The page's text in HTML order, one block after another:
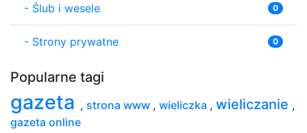
- Ślub i wesele 0
- Strony prywatne 0
Popularne tagi
gazeta , strona www , wieliczka , wieliczanie ,
gazeta online